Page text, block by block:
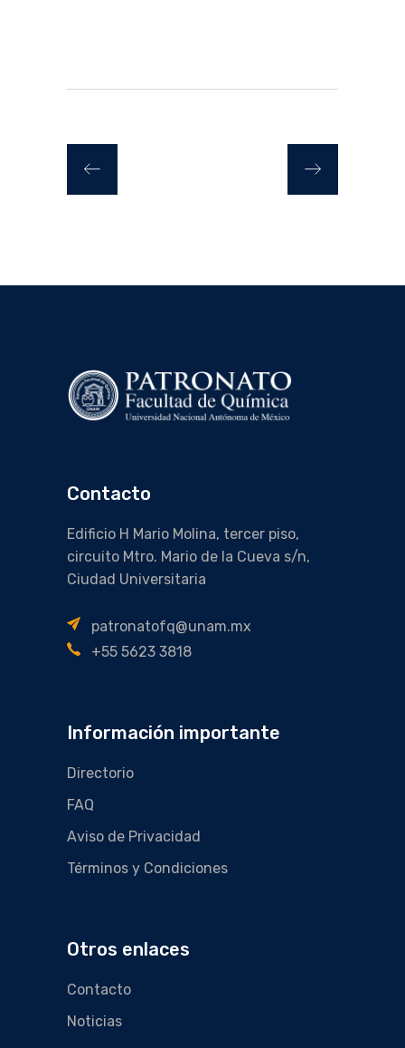
Contacto
Edificio H Mario Molina, tercer piso,
circuito Mtro. Mario de la Cueva s/n,
Ciudad Universitaria
patronatofq@unam.mx
+55 5623 3818
Información importante
Directorio
FAQ
Aviso de Privacidad
Términos y Condiciones
Otros enlaces
Contacto
Noticias